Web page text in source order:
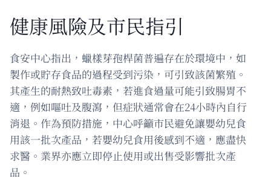
健康風險及市民指引
食安中心指出，蠟樣芽孢桿菌普遍存在於環境中，如
製作或貯存食品的過程受到污染，可引致該菌繁殖。
其產生的耐熱致吐毒素，若進食過量可能引致腸胃不
適，例如嘔吐及腹瀉，但症狀通常會在24小時內自行
消退。作為預防措施，中心呼籲市民避免讓嬰幼兒食
用該一批次產品，若嬰幼兒食用後感到不適，應盡快
求醫。業界亦應立即停止使用或出售受影響批次產
品。